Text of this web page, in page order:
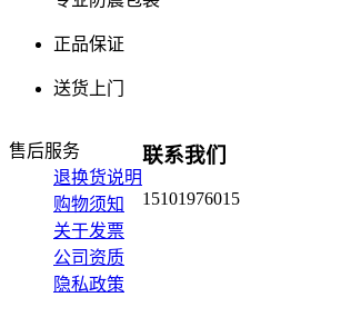
正品保证
送货上门
售后服务
退换货说明
购物须知
关于发票
公司资质
隐私政策
联系我们
15101976015